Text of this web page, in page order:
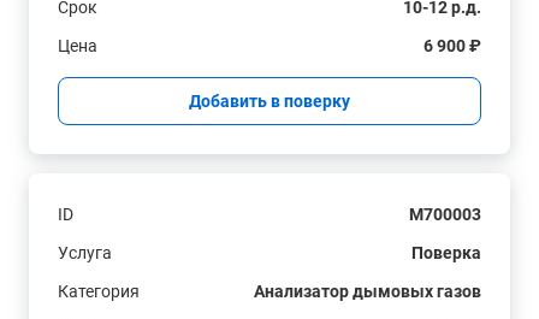
Срок
10-12 р.д.
Цена
6 900 ₽
Добавить в поверку
ID
M700003
Услуга
Поверка
Категория
Анализатор дымовых газов